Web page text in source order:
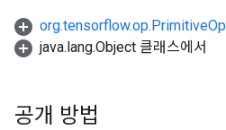
org.tensorflow.op.PrimitiveOp
java.lang.Object 클래스에서
공개 방법